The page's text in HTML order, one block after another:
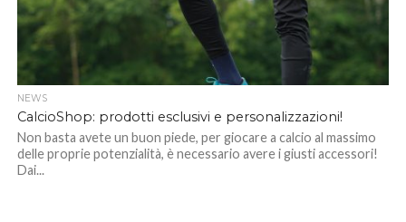
NEWS
CalcioShop: prodotti esclusivi e personalizzazioni!
Non basta avete un buon piede, per giocare a calcio al massimo
delle proprie potenzialità, è necessario avere i giusti accessori!
Dai...